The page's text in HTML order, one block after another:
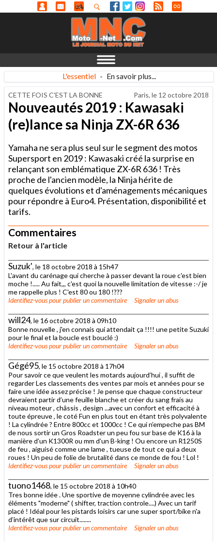
L'essentiel - En savoir plus...
CETTE FOIS C'EST LA BONNE Paris, le 12 octobre 2018
Nouveautés 2019 : Kawasaki
(re)lance sa Ninja ZX-6R 636
Yamaha ne sera plus seul sur le segment des motos
Supersport en 2019 : Kawasaki créé la surprise en
relançant son emblématique ZX-6R 636 ! Très
proche de l'ancien modèle, la Ninja hérite de
quelques évolutions et d'aménagements mécaniques
pour répondre à Euro4. Présentation, disponibilité et
tarifs.
Commentaires
Retour à l'article
Suzuk', le 18 octobre 2018 à 15h47
L'avant du carénage qui cherche à passer devant la roue c'est bien
moche !..... Au fait,,, c'est quoi la nouvelle limitation de vitesse :-/ je
me rappelle plus ! C'est 80 ou 180 !???
Identifiez-vouspour publier un commentaire Signaler un abus
will24, le 16 octobre 2018 à 09h10
Bonne nouvelle , j'en connais qui attendait ça !!!! une petite Suzuki
pour le final et la boucle est bouclé :)
Identifiez-vouspour publier un commentaire Signaler un abus
Gégé95, le 15 octobre 2018 à 17h04
Pour savoir ce que veulent les motards aujourd’hui , il suffit de
regarder Les classements des ventes par mois et années pour se
faire une idée assez précise ! Je pense que chaque constructeur
devraient partir d’une feuille blanche et créer du sang frais au
niveau moteur , châssis , design ...avec un confort et efficacité à
toute épreuve , le coté Fun en plus tout en étant très polyvalente
! La cylindrée ? Entre 800cc et 1000cc ! Ce qui n’empeche pas BM
de nous sortir un Gros Roadster un peu fou sur base de K16 à la
manière d’un K1300R ou mm d’un B-king ! Ou encore un R1250S
de feu , aiguisé comme une lame , tueuse de tout ce qui a deux
roues ! Un peu de folie de brutalité dans ce monde de fou ! Lol !
Identifiez-vouspour publier un commentaire Signaler un abus
tuono1468, le 15 octobre 2018 à 10h40
Tres bonne idée . Une sportive de moyenne cylindrée avec les
éléments "moderne" ( shifter, traction controle....) Avec un tarif
placé ! Idéal pour les pistards loisirs car une super sport/bike n'a
d’intérêt que sur circuit........
Identifiez-vouspour publier un commentaire Signaler un abus